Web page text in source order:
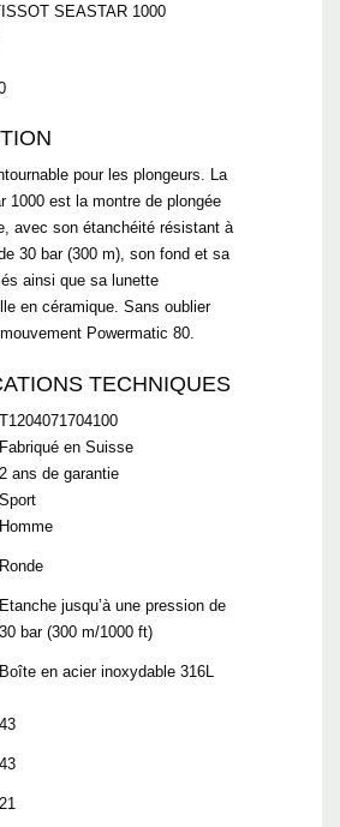
SEASTAR 1000
pour les plongeurs. La
1000 est la montre de plongée
avec son étanchéité résistant à
30 bar (300 m), son fond et sa
ainsi que sa lunette
en céramique. Sans oublier
mouvement Powermatic 80.
TECHNIQUES
T1204071704100
Fabriqué en Suisse
2 ans de garantie
Sport
Homme
Ronde
Etanche jusqu’à une pression de
30 bar (300 m/1000 ft)
Boîte en acier inoxydable 316L
43
43
21